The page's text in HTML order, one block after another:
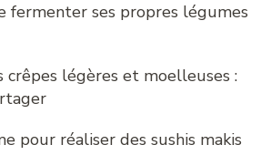
fermenter ses propres légumes
crêpes légères et moelleuses :
pour réaliser des sushis makis